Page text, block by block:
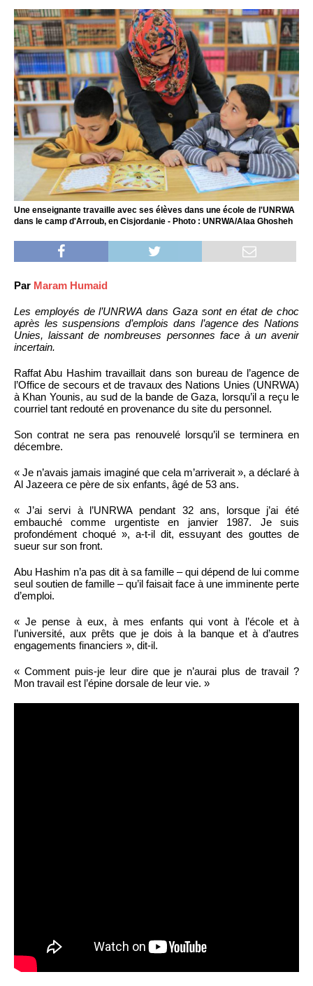
Une enseignante travaille avec ses élèves dans une école de l'UNRWA
dans le camp d'Arroub, en Cisjordanie - Photo : UNRWA/Alaa Ghosheh
Par Maram Humaid
Les employés de l’UNRWA dans Gaza sont en état de choc
après les suspensions d’emplois dans l’agence des Nations
Unies, laissant de nombreuses personnes face à un avenir
incertain.
Raffat Abu Hashim travaillait dans son bureau de l’agence de
l’Office de secours et de travaux des Nations Unies (UNRWA)
à Khan Younis, au sud de la bande de Gaza, lorsqu’il a reçu le
courriel tant redouté en provenance du site du personnel.
Son contrat ne sera pas renouvelé lorsqu’il se terminera en
décembre.
« Je n’avais jamais imaginé que cela m’arriverait », a déclaré à
Al Jazeera ce père de six enfants, âgé de 53 ans.
« J’ai servi à l’UNRWA pendant 32 ans, lorsque j’ai été
embauché comme urgentiste en janvier 1987. Je suis
profondément choqué », a-t-il dit, essuyant des gouttes de
sueur sur son front.
Abu Hashim n’a pas dit à sa famille – qui dépend de lui comme
seul soutien de famille – qu’il faisait face à une imminente perte
d’emploi.
« Je pense à eux, à mes enfants qui vont à l’école et à
l’université, aux prêts que je dois à la banque et à d’autres
engagements financiers », dit-il.
« Comment puis-je leur dire que je n’aurai plus de travail ?
Mon travail est l’épine dorsale de leur vie. »